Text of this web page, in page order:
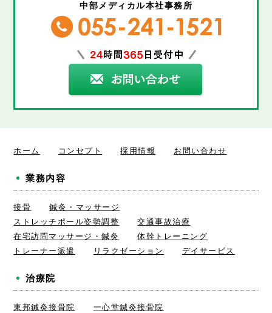
中部メディカル本社事務所
ホーム コンセプト 採用情報 お問い合わせ
業務内容
接骨
鍼灸・マッサージ
ストレッチポール姿勢調整
交通事故治療
在宅訪問マッサージ・鍼灸
体幹トレーニング
トレーナー派遣
リラクゼーション デイサービス
治療院
東邦鍼灸接骨院
一心堂鍼灸接骨院